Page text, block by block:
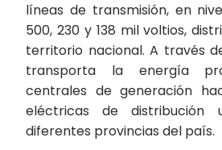
líneas de transmisión, en
500, 230 y 138 mil voltios,
territorio nacional. A través
transporta la energía
centrales de generación
eléctricas de distribución
diferentes provincias del país.